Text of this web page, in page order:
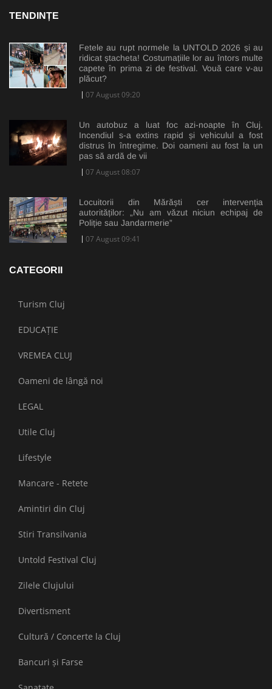
TENDINȚE
Fetele au rupt normele la UNTOLD 2026 și au
ridicat ștacheta! Costumațiile lor au întors multe
capete în prima zi de festival. Vouă care v-au
plăcut?
07 August 09:20
Un autobuz a luat foc azi-noapte în Cluj.
Incendiul s-a extins rapid și vehiculul a fost
distrus în întregime. Doi oameni au fost la un
pas să ardă de vii
07 August 08:07
Locuitorii din Mărăști cer intervenția
autorităților: „Nu am văzut niciun echipaj de
Poliție sau Jandarmerie”
07 August 09:41
CATEGORII
Turism Cluj
EDUCAȚIE
VREMEA CLUJ
Oameni de lângă noi
LEGAL
Utile Cluj
Lifestyle
Mancare - Retete
Amintiri din Cluj
Stiri Transilvania
Untold Festival Cluj
Zilele Clujului
Divertisment
Cultură / Concerte la Cluj
Bancuri și Farse